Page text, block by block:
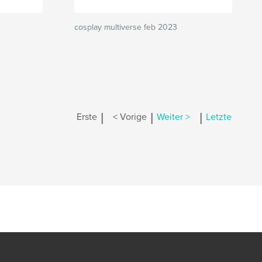
cosplay multiverse feb 2023
Erste | < Vorige | Weiter > | Letzte